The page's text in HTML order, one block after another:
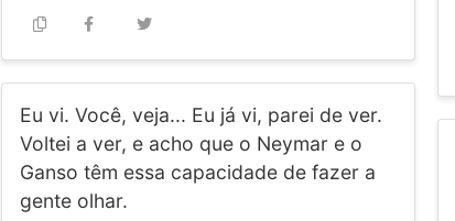
Eu vi. Você, veja... Eu já vi, parei de ver.
Voltei a ver, e acho que o Neymar e o
Ganso têm essa capacidade de fazer a
gente olhar.